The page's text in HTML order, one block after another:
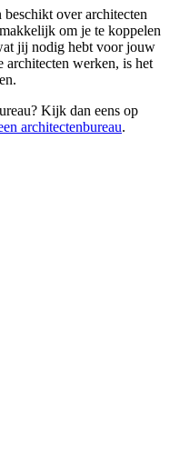
over architecten
om je te koppelen
jij nodig hebt voor jouw
architecten werken, is het
Kijk dan eens op
architectenbureau.